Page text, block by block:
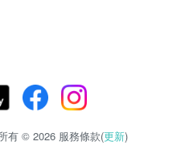
有 © 2026 服務條款(更新)